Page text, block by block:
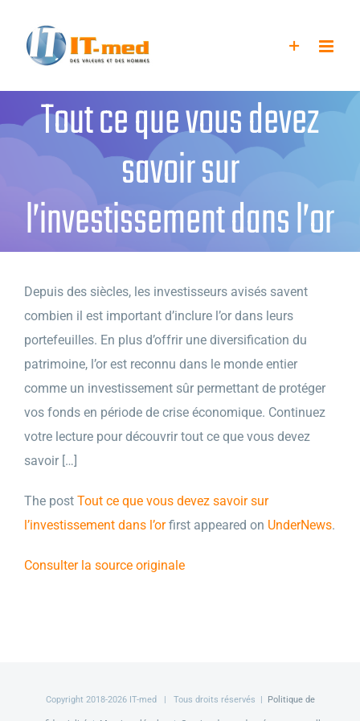
contenu
Tout ce que vous devez
savoir sur
l’investissement dans l’or
Depuis des siècles, les investisseurs avisés savent
combien il est important d’inclure l’or dans leurs
portefeuilles. En plus d’offrir une diversification du
patrimoine, l’or est reconnu dans le monde entier
comme un investissement sûr permettant de protéger
vos fonds en période de crise économique. Continuez
votre lecture pour découvrir tout ce que vous devez
savoir […]
The post Tout ce que vous devez savoir sur
l’investissement dans l’orfirst appeared on UnderNews.
Consulter la source originale
Copyright 2018-2026 IT-med | Tous droits réservés | Politique de